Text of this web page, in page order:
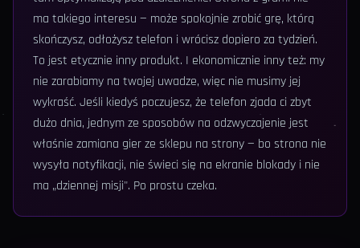
ma takiego interesu — może spokojnie zrobić grę, którą
skończysz, odłożysz telefon i wrócisz dopiero za tydzień.
To jest etycznie inny produkt. I ekonomicznie inny też: my
nie zarabiamy na twojej uwadze, więc nie musimy jej
wykraść. Jeśli kiedyś poczujesz, że telefon zjada ci zbyt
dużo dnia, jednym ze sposobów na odzwyczajenie jest
właśnie zamiana gier ze sklepu na strony — bo strona nie
wysyła notyfikacji, nie świeci się na ekranie blokady i nie
ma „dziennej misji". Po prostu czeka.